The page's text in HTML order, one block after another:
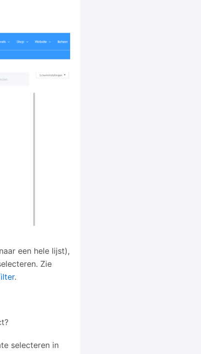
een hele lijst),
Zie
.
selecteren in